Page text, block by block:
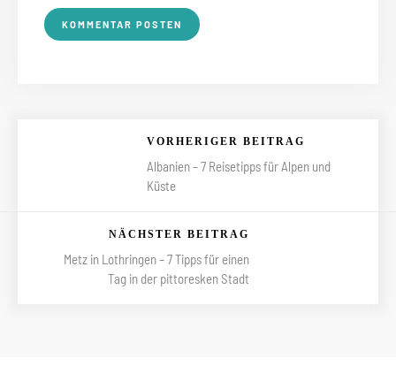
VORHERIGER BEITRAG
Albanien – 7 Reisetipps für Alpen und
Küste
NÄCHSTER BEITRAG
Metz in Lothringen – 7 Tipps für einen
Tag in der pittoresken Stadt